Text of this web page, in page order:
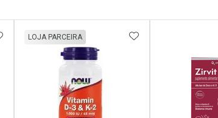
AOS FAVORITOS
LOJA PARCEIRA ADICIONAR AOS